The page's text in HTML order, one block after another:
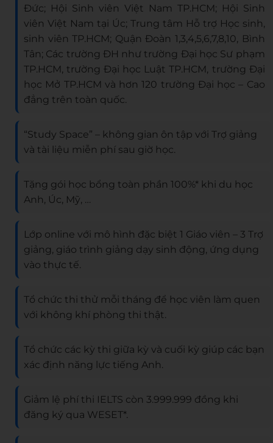
Đức; Hội Sinh viên Việt Nam TP.HCM; Hội Sinh
viên Việt Nam tại Úc; Trung tâm Hỗ trợ Học sinh,
sinh viên TP.HCM; Quận Đoàn 1,3,4,5,6,7,8,10, Bình
Tân; Các trường ĐH như trường Đại học Sư phạm
TP.HCM, trường Đại học Luật TP.HCM, trường Đại
học Mở TP.HCM và hơn 120 trường Đại học – Cao
đẳng trên toàn quốc.
“Study Space” – không gian ôn tập với Trợ giảng
và tài liệu miễn phí sau giờ học.
Tặng gói học bổng toàn phần 100%* khi du học
Anh, Úc, Mỹ, …
Lớp online với mô hình đặc biệt 1 Giáo viên – 3 Trợ
giảng, giáo trình giảng dạy sinh động, ứng dụng
vào thực tế.
Tổ chức thi thử mỗi tháng để học viên làm quen
với không khí phòng thi thật.
Tổ chức các kỳ thi giữa kỳ và cuối kỳ giúp các bạn
xác định năng lực tiếng Anh.
Giảm lệ phí thi IELTS còn 3.999.999 đồng khi
đăng ký qua WESET*.